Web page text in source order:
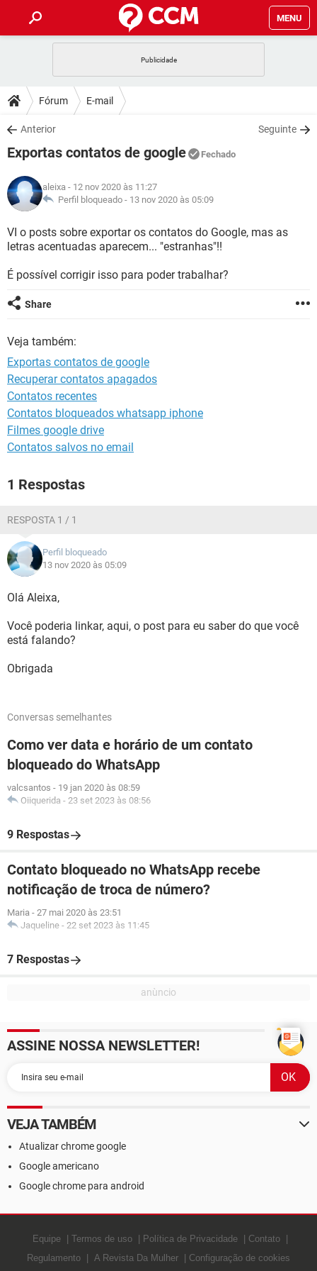
MENU
CELULAR
OUTLOOK
INSTAGRAM GMAIL
GUIA DE COMPRAS
DICAS
JOGOS
INSTAGRAM
GUIA DE COMPRAS
DOWNLOADS
JOGOS WHATSAPP
CELULAR
OUTLOOK EXCEL
INSTAGRAM
GUIA DE COMPRAS
FÓRUM
JOGOS
CELULAR
OUTLOOK EXCEL
GLOSSÁRIO
JOGOS WHATSAPP
CELULAR FACEBOOK
OUTLOOK EXCEL
INSTAGRAM
Fórum E-mail
Anterior Seguinte
Exportas contatos de google Fechado
aleixa - 12 nov 2020 às 11:27
Perfil bloqueado - 13 nov 2020 às 05:09
VI o posts sobre exportar os contatos do Google, mas as
letras acentuadas aparecem... "estranhas"!!
É possível corrigir isso para poder trabalhar?
Share
Veja também:
Exportas contatos de google
Recuperar contatos apagados
Contatos recentes
Contatos bloqueados whatsapp iphone
Filmes google drive
Contatos salvos no email
1 Respostas
RESPOSTA 1 / 1
Perfil bloqueado
13 nov 2020 às 05:09
Olá Aleixa,
Você poderia linkar, aqui, o post para eu saber do que você
está falando?
Obrigada
Conversas semelhantes
Como ver data e horário de um contato
bloqueado do WhatsApp
valcsantos - 19 jan 2020 às 08:59
Oiiquerida - 23 set 2023 às 08:56
9 Respostas
Contato bloqueado no WhatsApp recebe
notificação de troca de número?
Maria - 27 mai 2020 às 23:51
Jaqueline - 22 set 2023 às 11:45
7 Respostas
ASSINE NOSSA NEWSLETTER!
VEJA TAMBÉM
Atualizar chrome google
Google americano
Google chrome para android
Equipe Termos de uso Política de Privacidade
Contato
Regulamento
A Revista Da Mulher Configuração de cookies